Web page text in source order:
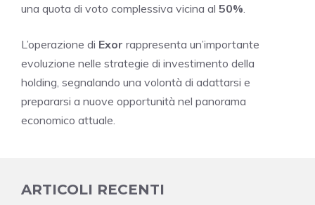
una quota di voto complessiva vicina al 50%
L’operazione di Exor rappresenta un’importante
evoluzione nelle strategie di investimento della
holding, segnalando una volontà di adattarsi e
prepararsi a nuove opportunità nel panorama
economico attuale.
ARTICOLI RECENTI